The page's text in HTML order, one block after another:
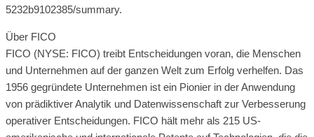
5232b9102385/summary.
Über FICO
FICO (NYSE: FICO) treibt Entscheidungen voran, die Menschen
und Unternehmen auf der ganzen Welt zum Erfolg verhelfen. Das
1956 gegründete Unternehmen ist ein Pionier in der Anwendung
von prädiktiver Analytik und Datenwissenschaft zur Verbesserung
operativer Entscheidungen. FICO hält mehr als 215 US-